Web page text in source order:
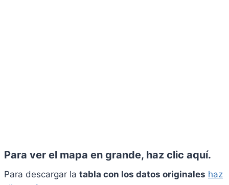
Para ver el mapa en grande, haz clic aquí.
Para descargar la tabla con los datos originales haz